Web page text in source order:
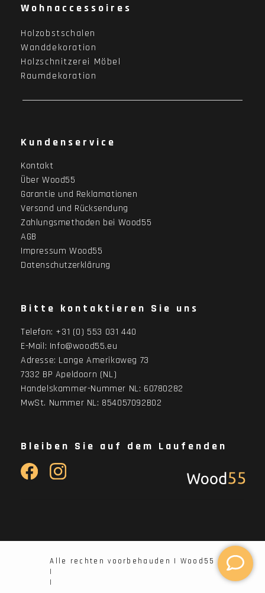
Wohnaccessoires
Holzobstschalen
Wanddekoration
Holzschnitzerei Möbel
Raumdekoration
Kundenservice
Kontakt
Über Wood55
Garantie und Reklamationen
Versand und Rücksendung
Zahlungsmethoden bei Wood55
AGB
Impressum Wood55
Datenschutzerklärung
Bitte kontaktieren Sie uns
Telefon: +31 (0) 553 031 440
E-Mail: Info@wood55.eu
Adresse: Lange Amerikaweg 73
7332 BP Apeldoorn (NL)
Handelskammer-Nummer NL: 60780282
MwSt. Nummer NL: 854057092B02
Bleiben Sie auf dem Laufenden
Alle rechten voorbehauden | Wood55
|
|